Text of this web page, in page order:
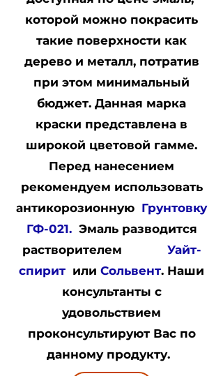
которой можно покрасить
такие поверхности как
дерево и металл, потратив
при этом минимальный
бюджет. Данная марка
краски представлена в
широкой цветовой гамме.
Перед нанесением
рекомендуем использовать
антикорозионную Грунтовку
ГФ-021.Эмаль разводится
растворителем Уайт-
спирит или Сольвент. Наши
консультанты с
удовольствием
проконсультируют Вас по
данному продукту.